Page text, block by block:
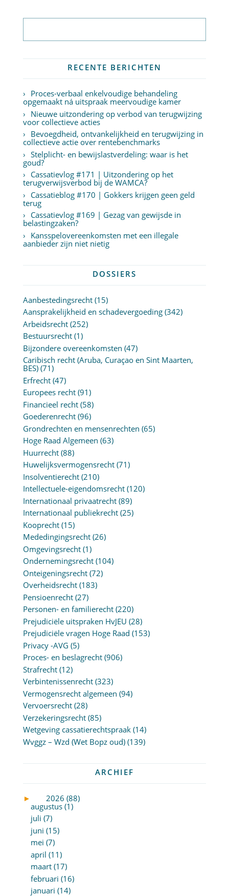
RECENTE BERICHTEN
Proces-verbaal enkelvoudige behandeling
opgemaakt ná uitspraak meervoudige kamer
Nieuwe uitzondering op verbod van terugwijzing
voor collectieve acties
Bevoegdheid, ontvankelijkheid en terugwijzing in
collectieve actie over rentebenchmarks
Stelplicht- en bewijslastverdeling: waar is het
goud?
Cassatievlog #171 | Uitzondering op het
terugverwijsverbod bij de WAMCA?
Cassatieblog #170 | Gokkers krijgen geen geld
terug
Cassatievlog #169 | Gezag van gewijsde in
belastingzaken?
Kansspelovereenkomsten met een illegale
aanbieder zijn niet nietig
DOSSIERS
Aanbestedingsrecht(15)
Aansprakelijkheid en schadevergoeding(342)
Arbeidsrecht(252)
Bestuursrecht(1)
Bijzondere overeenkomsten (47)
Caribisch recht (Aruba, Curaçao en Sint Maarten,
BES)(71)
Erfrecht(47)
Europees recht(91)
Financieel recht(58)
Goederenrecht(96)
Grondrechten en mensenrechten (65)
Hoge Raad Algemeen (63)
Huurrecht(88)
Huwelijksvermogensrecht(71)
Insolventierecht(210)
Intellectuele-eigendomsrecht(120)
Internationaal privaatrecht(89)
Internationaal publiekrecht(25)
Kooprecht(15)
Mededingingsrecht(26)
Omgevingsrecht(1)
Ondernemingsrecht(104)
Onteigeningsrecht(72)
Overheidsrecht(183)
Pensioenrecht(27)
Personen- en familierecht(220)
Prejudiciële uitspraken HvJEU (28)
Prejudiciële vragen Hoge Raad (153)
Privacy -AVG (5)
Proces- en beslagrecht(906)
Strafrecht(12)
Verbintenissenrecht(323)
Vermogensrecht algemeen (94)
Vervoersrecht(28)
Verzekeringsrecht(85)
Wetgeving cassatierechtspraak(14)
Wvggz – Wzd (Wet Bopz oud)(139)
ARCHIEF
►
2026 (88)
augustus (1)
juli (7)
juni (15)
mei (7)
april (11)
maart (17)
februari (16)
januari (14)